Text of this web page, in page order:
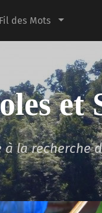
des Mots
et
la recherche